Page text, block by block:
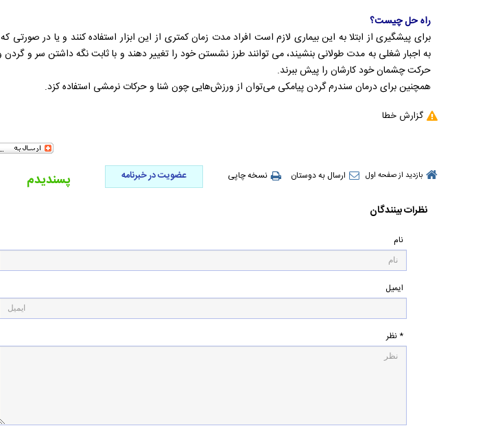
راه حل چیست؟
برای پیشگیری از ابتلا به این بیماری لازم است افراد مدت زمان کمتری از این ابزار استفاده کنند و یا در صورتی که
به اجبار شغلی به مدت طولانی بنشیند، می توانند طرز نشستن خود را تغییر دهند و با ثابت نگه داشتن سر و گردن و
حرکت چشمان خود کارشان را پیش ببرند.
همچنین برای درمان سندرم گردن پیامکی می‌توان از ورزش‌هایی چون شنا و حرکات نرمشی استفاده کزد.
گزارش خطا
بازدید از صفحه اول ارسال به دوستان نسخه چاپی عضویت در خبرنامه پسندیدم
نظرات بینندگان
نام
ایمیل
* نظر